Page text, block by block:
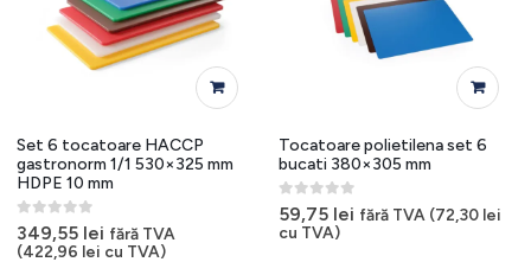
Set 6 tocatoare HACCP
gastronorm 1/1 530×325 mm
HDPE 10 mm
0out of 5
349,55 lei fără TVA
(422,96 lei cu TVA)
Tocatoare polietilena set 6
bucati 380×305 mm
0out of 5
59,75 lei fără TVA (72,30 lei
cu TVA)